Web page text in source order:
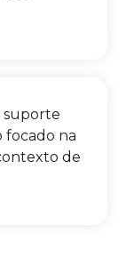
suporte
focado na
de